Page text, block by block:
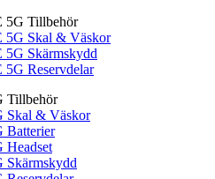
5G Tillbehör
5G Skal & Väskor
5G Skärmskydd
5G Reservdelar
Tillbehör
Skal & Väskor
Batterier
Headset
Skärmskydd